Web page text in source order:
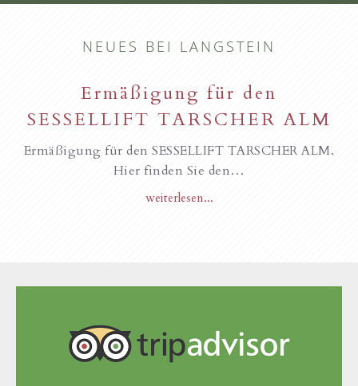
NEUES BEI LANGSTEIN
Ermäßigung für den
SESSELLIFT TARSCHER ALM
Ermäßigung für den SESSELLIFT TARSCHER ALM.
Hier finden Sie den…
weiterlesen...